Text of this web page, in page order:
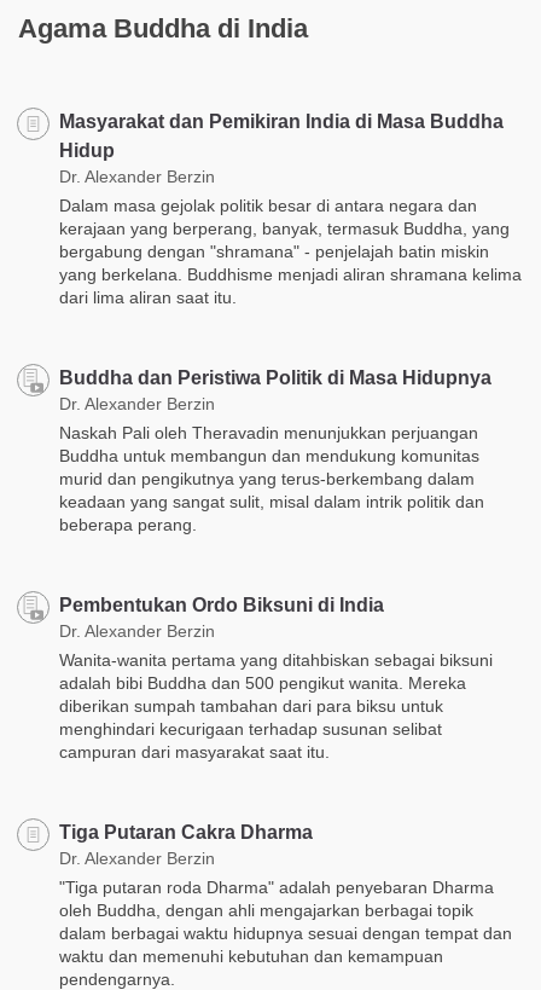
Agama Buddha di India
Masyarakat dan Pemikiran India di Masa Buddha
Hidup
Dr. Alexander Berzin
Dalam masa gejolak politik besar di antara negara dan
kerajaan yang berperang, banyak, termasuk Buddha, yang
bergabung dengan "shramana" - penjelajah batin miskin
yang berkelana. Buddhisme menjadi aliran shramana kelima
dari lima aliran saat itu.
Buddha dan Peristiwa Politik di Masa Hidupnya
Dr. Alexander Berzin
Naskah Pali oleh Theravadin menunjukkan perjuangan
Buddha untuk membangun dan mendukung komunitas
murid dan pengikutnya yang terus-berkembang dalam
keadaan yang sangat sulit, misal dalam intrik politik dan
beberapa perang.
Pembentukan Ordo Biksuni di India
Dr. Alexander Berzin
Wanita-wanita pertama yang ditahbiskan sebagai biksuni
adalah bibi Buddha dan 500 pengikut wanita. Mereka
diberikan sumpah tambahan dari para biksu untuk
menghindari kecurigaan terhadap susunan selibat
campuran dari masyarakat saat itu.
Tiga Putaran Cakra Dharma
Dr. Alexander Berzin
"Tiga putaran roda Dharma" adalah penyebaran Dharma
oleh Buddha, dengan ahli mengajarkan berbagai topik
dalam berbagai waktu hidupnya sesuai dengan tempat dan
waktu dan memenuhi kebutuhan dan kemampuan
pendengarnya.